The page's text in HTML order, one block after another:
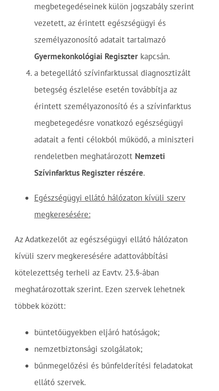
megbetegedéseinek külön jogszabály szerint
vezetett, az érintett egészségügyi és
személyazonosító adatait tartalmazó
Gyermekonkológiai Regiszter kapcsán.
a betegellátó szívinfarktussal diagnosztizált
betegség észlelése esetén továbbítja az
érintett személyazonosító és a szívinfarktus
megbetegedésre vonatkozó egészségügyi
adatait a fenti célokból működő, a miniszteri
rendeletben meghatározott Nemzeti
Szívinfarktus Regiszter részére.
Egészségügyi ellátó hálózaton kívüli szerv
megkeresésére:
Az Adatkezelőt az egészségügyi ellátó hálózaton
kívüli szerv megkeresésére adattovábbítási
kötelezettség terheli az Eavtv. 23.§-ában
meghatározottak szerint. Ezen szervek lehetnek
többek között:
büntetőügyekben eljáró hatóságok;
nemzetbiztonsági szolgálatok;
bűnmegelőzési és bűnfelderítési feladatokat
ellátó szervek.